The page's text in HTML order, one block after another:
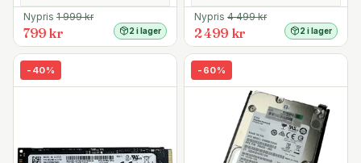
Nypris 1 999kr
799 kr 2 i lager
Nypris 4 499kr
2 499 kr 2 i lager
- 40% - 60%